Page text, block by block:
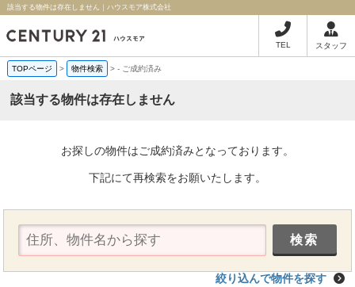
該当する物件は存在しません｜ハウスモア株式会社
TEL スタッフ
TOPページ > 物件検索 >- ご成約済み
該当する物件は存在しません
お探しの物件はご成約済みとなっております。
下記にて再検索をお願いたします。
絞り込んで物件を探す